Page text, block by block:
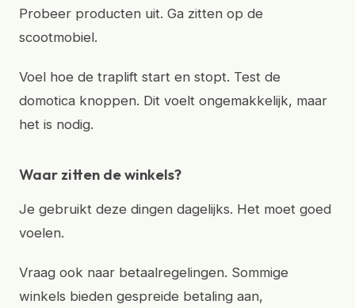
Probeer producten uit. Ga zitten op de
scootmobiel.
Voel hoe de traplift start en stopt. Test de
domotica knoppen. Dit voelt ongemakkelijk, maar
het is nodig.
Waar zitten de winkels?
Je gebruikt deze dingen dagelijks. Het moet goed
voelen.
Vraag ook naar betaalregelingen. Sommige
winkels bieden gespreide betaling aan,